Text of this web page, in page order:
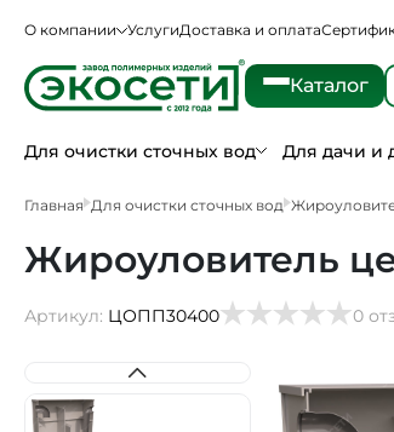
О компании УслугиДоставка и оплата
Каталог
Для очистки сточных вод Для дачи и
Главная Для очистки сточных вод
Жироуловитель
Артикул: ЦОПП30400 0